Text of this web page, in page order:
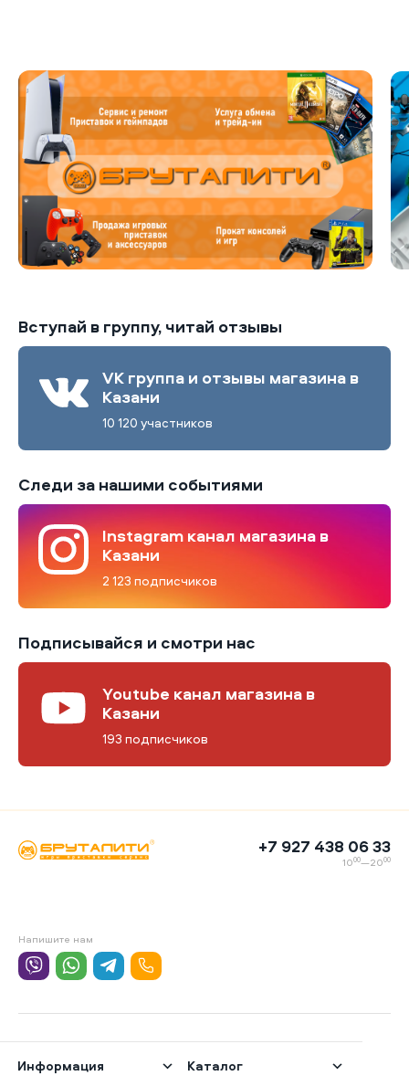
Вступай в группу, читай отзывы
VK группа и отзывы магазина в
Казани
10 120 участников
Следи за нашими событиями
Instagram канал магазина в
Казани
2 123 подписчиков
Подписывайся и смотри нас
Youtube канал магазина в
Казани
193 подписчиков
Информация Каталог
+7 927 438 06 33
1000—2000
Напишите нам